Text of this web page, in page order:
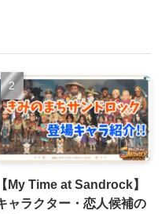
【My Time at Sandrock】
ャラクター・恋人候補の